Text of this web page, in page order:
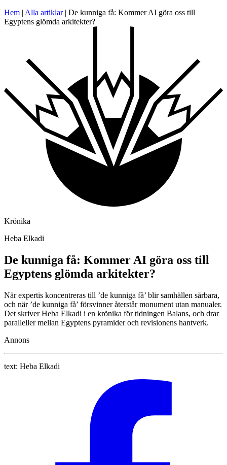
Hem | Alla artiklar| De kunniga få: Kommer AI göra oss till
Egyptens glömda arkitekter?
Krönika
Heba Elkadi
De kunniga få: Kommer AI göra oss till
Egyptens glömda arkitekter?
När expertis koncentreras till ’de kunniga få’ blir samhällen sårbara,
och när ’de kunniga få’ försvinner återstår monument utan manualer.
Det skriver Heba Elkadi i en krönika för tidningen Balans, och drar
paralleller mellan Egyptens pyramider och revisionens hantverk.
Annons
text: Heba Elkadi